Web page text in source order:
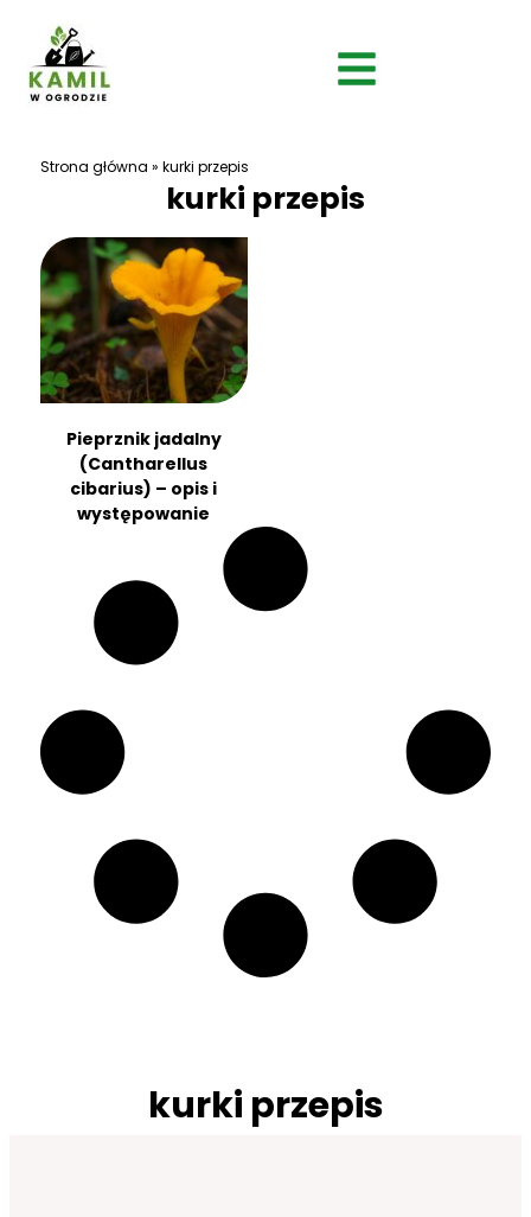
Strona główna » kurki przepis
kurki przepis
Pieprznik jadalny
(Cantharellus
cibarius) – opis i
występowanie
kurki przepis